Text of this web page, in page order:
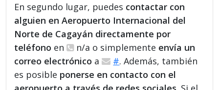
En segundo lugar, puedes contactar con
alguien en Aeropuerto Internacional del
Norte de Cagayán directamente por
teléfono en n/a o simplemente envía un
correo electrónico a #. Además, también
es posible ponerse en contacto con el